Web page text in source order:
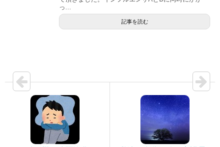
っ...
記事を読む